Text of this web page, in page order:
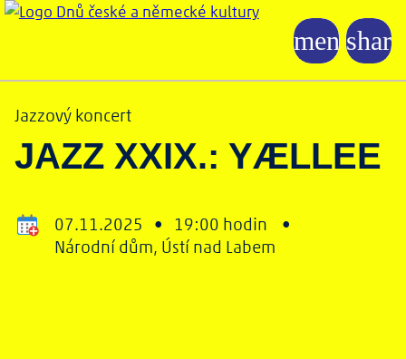
Jazzový koncert
JAZZ XXIX.: YÆLLEE
07.11.2025 • 19:00 hodin •
Národní dům, Ústí nad Labem